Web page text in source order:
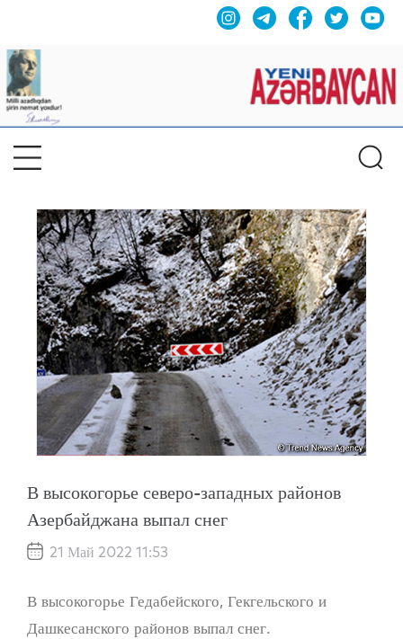
В высокогорье северо-западных районов
Азербайджана выпал снег
21 Май 2022 11:53
В высокогорье Гедабейского, Гекгельского и
Дашкесанского районов выпал снег.